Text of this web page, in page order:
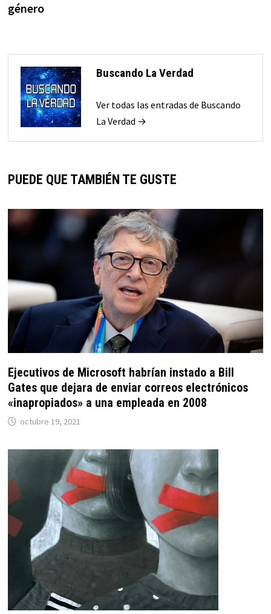
género
Buscando La Verdad
Ver todas las entradas de Buscando
La Verdad →
PUEDE QUE TAMBIÉN TE GUSTE
Ejecutivos de Microsoft habrían instado a Bill
Gates que dejara de enviar correos electrónicos
«inapropiados» a una empleada en 2008
octubre 19, 2021